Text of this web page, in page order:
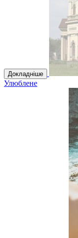
Докладніше
Улюблене